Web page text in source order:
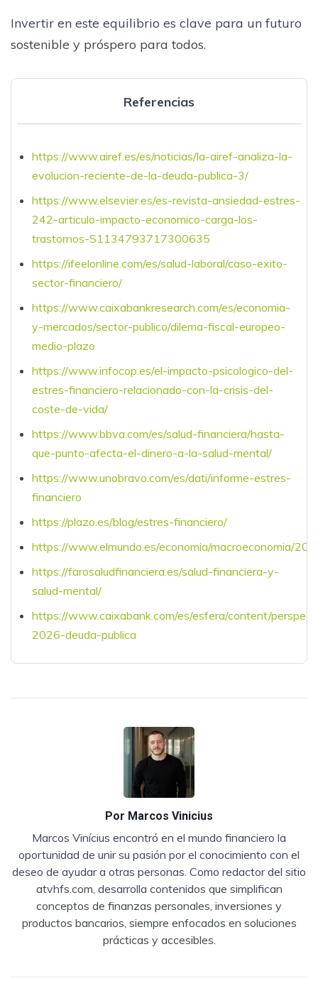
Invertir en este equilibrio es clave para un futuro
sostenible y próspero para todos.
Referencias
https://www.airef.es/es/noticias/la-airef-analiza-la-
evolucion-reciente-de-la-deuda-publica-3/
https://www.elsevier.es/es-revista-ansiedad-estres-
242-articulo-impacto-economico-carga-los-
trastornos-S1134793717300635
https://ifeelonline.com/es/salud-laboral/caso-exito-
sector-financiero/
https://www.caixabankresearch.com/es/economia-
y-mercados/sector-publico/dilema-fiscal-europeo-
medio-plazo
https://www.infocop.es/el-impacto-psicologico-del-
estres-financiero-relacionado-con-la-crisis-del-
coste-de-vida/
https://www.bbva.com/es/salud-financiera/hasta-
que-punto-afecta-el-dinero-a-la-salud-mental/
https://www.unobravo.com/es/dati/informe-estres-
financiero
https://plazo.es/blog/estres-financiero/
https://www.elmundo.es/economia/macroeconomia/
https://farosaludfinanciera.es/salud-financiera-y-
salud-mental/
https://www.caixabank.com/es/esfera/content/
2026-deuda-publica
Por Marcos Vinicius
Marcos Vinícius encontró en el mundo financiero la
oportunidad de unir su pasión por el conocimiento con el
deseo de ayudar a otras personas. Como redactor del sitio
atvhfs.com, desarrolla contenidos que simplifican
conceptos de finanzas personales, inversiones y
productos bancarios, siempre enfocados en soluciones
prácticas y accesibles.